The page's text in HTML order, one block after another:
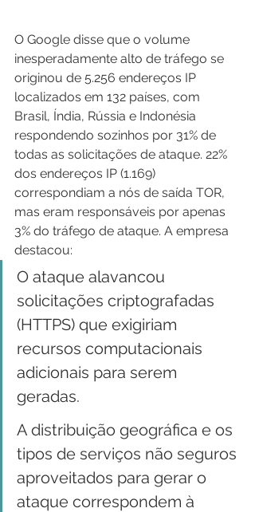
O Google disse que o volume
inesperadamente alto de tráfego se
originou de 5.256 endereços IP
localizados em 132 países, com
Brasil, Índia, Rússia e Indonésia
respondendo sozinhos por 31% de
todas as solicitações de ataque. 22%
dos endereços IP (1.169)
correspondiam a nós de saída TOR,
mas eram responsáveis por apenas
3% do tráfego de ataque. A empresa
destacou:
O ataque alavancou
solicitações criptografadas
(HTTPS) que exigiriam
recursos computacionais
adicionais para serem
geradas.
A distribuição geográfica e os
tipos de serviços não seguros
aproveitados para gerar o
ataque correspondem à